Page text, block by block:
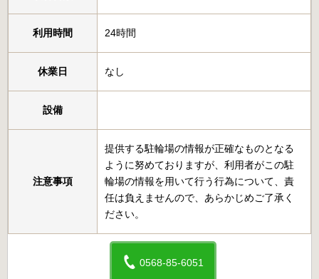
利用時間 24時間
休業日 なし
設備
注意事項
提供する駐輪場の情報が正確なものとなる
ように努めておりますが、利用者がこの駐
輪場の情報を用いて行う行為について、責
任は負えませんので、あらかじめご了承く
ださい。
0568-85-6051